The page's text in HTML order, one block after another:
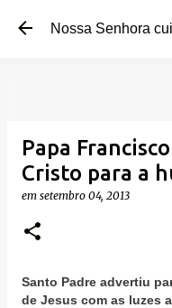
Pular para
Nossa Senhora
Papa
Cristo para a
em setembro 04, 2013
Santo Padre advertiu
de Jesus com as luzes